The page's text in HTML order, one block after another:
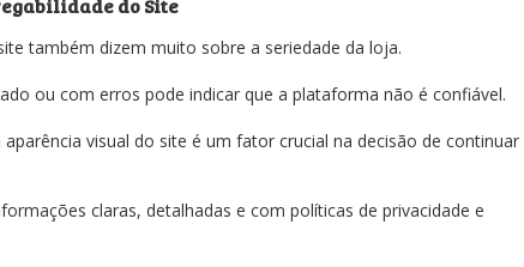
do Site
também dizem muito sobre a seriedade da loja.
ou com erros pode indicar que a plataforma não é confiável.
visual do site é um fator crucial na decisão de continuar
claras, detalhadas e com políticas de privacidade e